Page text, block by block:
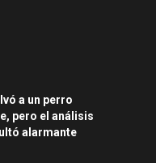
a un perro
pero el análisis
alarmante